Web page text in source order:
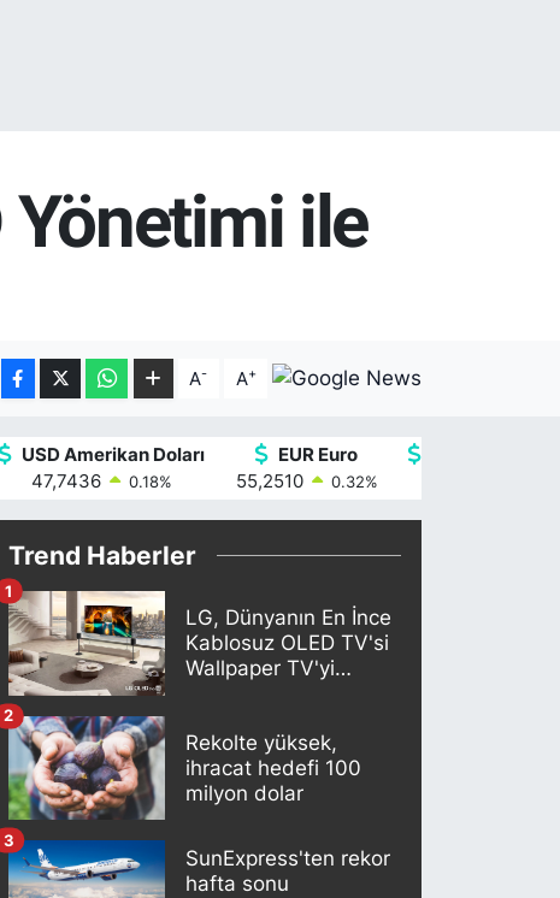
Yönetimi ile
A- A+
USD Amerikan Doları
47,7436
0.18%
EUR Euro
55,2510
0.32%
Trend Haberler
LG, Dünyanın En İnce
Kablosuz OLED TV'si
Wallpaper TV'yi
1
Rekolte yüksek,
ihracat hedefi 100
milyon dolar
2
SunExpress'ten rekor
hafta sonu
3